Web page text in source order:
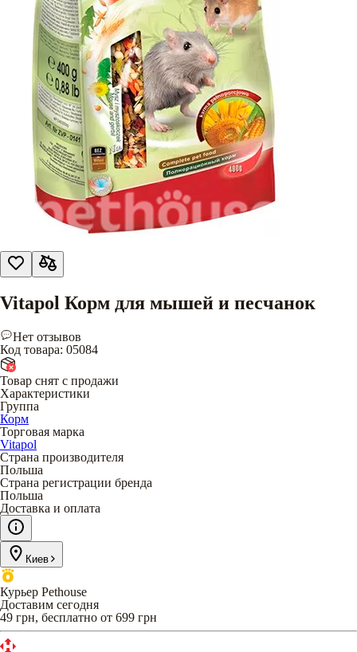
Vitapol Корм для мышей и песчанок
Нет отзывов
Код товара: 05084
Товар снят с продажи
Характеристики
Группа
Корм
Торговая марка
Vitapol
Страна производителя
Польша
Страна регистрации бренда
Польша
Доставка и оплата
Киев
Курьер Pethouse
Доставим сегодня
49 грн, бесплатно от 699 грн